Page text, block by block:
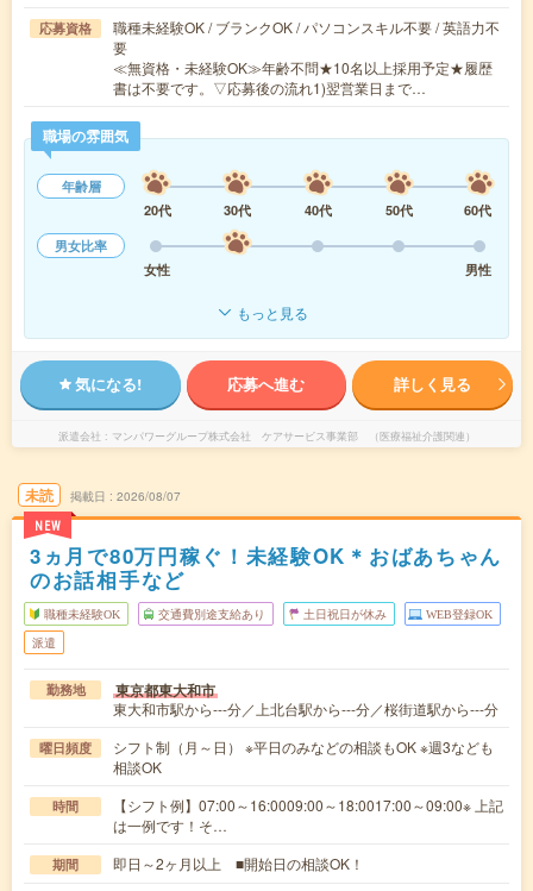
応募資格
職種未経験OK / ブランクOK / パソコンスキル不要 / 英語力不
要
≪無資格・未経験OK≫年齢不問★10名以上採用予定★履歴
書は不要です。▽応募後の流れ1)翌営業日まで…
職場の雰囲気
年齢層
20代
30代 40代 50代
60代
男女比率
女性
男性
もっと見る
気になる! 応募へ進む 詳しく見る
派遣会社 マンパワーグループ株式会社 ケアサービス事業部 （医療福祉介護関連）
未読
NEW
掲載日 2026/08/07
3ヵ月で80万円稼ぐ！未経験OK＊おばあちゃん
のお話相手など
職種未経験OK 交通費別途支給あり 土日祝日が休み WEB登録OK
派遣
勤務地 東京都東大和市
東大和市駅から---分／上北台駅から---分／桜街道駅から---分
曜日頻度
シフト制（月～日） ※平日のみなどの相談もOK ※週3なども
相談OK
時間
【シフト例】07:00～16:0009:00～18:0017:00～09:00※ 上記
は一例です！そ…
期間 即日～2ヶ月以上 ■開始日の相談OK！